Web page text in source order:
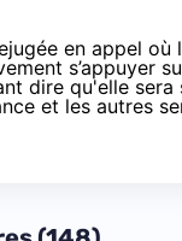
en appel où
s’appuyer
dire qu'elle sera
et les autres